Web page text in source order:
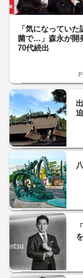
「気になってい
菌で…」森永が開
70代続出